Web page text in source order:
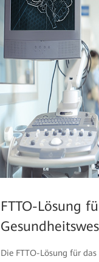
FTTO-Lösung
Die FTTO-Lösung für